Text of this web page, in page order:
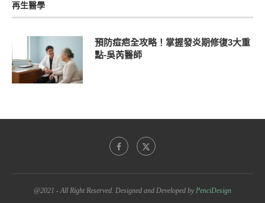
再生醫學
預防痘疤全攻略！掌握發炎期修復3大重
點-吳芮醫師
@2021 - All Right Reserved. Designed and Developed byPenciDesign